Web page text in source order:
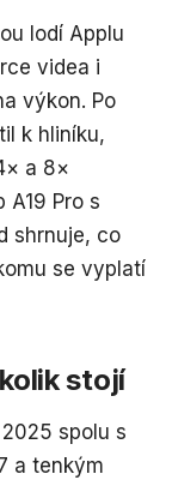
lodí Applu
videa i
výkon. Po
k hliníku,
a 8×
Pro s
shrnuje, co
se vyplatí
stojí
spolu s
a tenkým